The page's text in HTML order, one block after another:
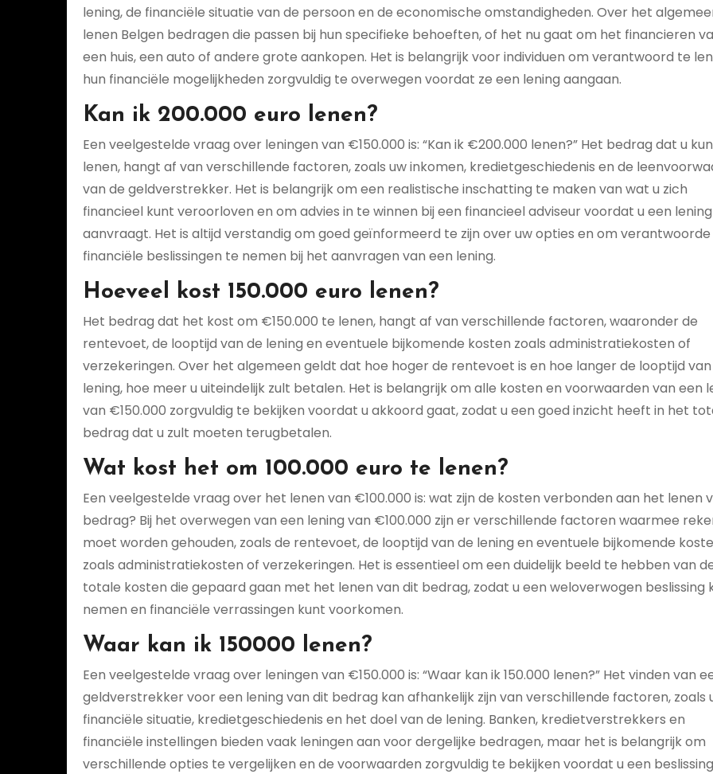
lening, de financiële situatie van de persoon en de economische omstandigheden. Over het
lenen Belgen bedragen die passen bij hun specifieke behoeften, of het nu gaat om het financieren
een huis, een auto of andere grote aankopen. Het is belangrijk voor individuen om verantwoord te
hun financiële mogelijkheden zorgvuldig te overwegen voordat ze een lening aangaan.
Kan ik 200.000 euro lenen?
Een veelgestelde vraag over leningen van €150.000 is: “Kan ik €200.000 lenen?” Het bedrag dat u
lenen, hangt af van verschillende factoren, zoals uw inkomen, kredietgeschiedenis en de
van de geldverstrekker. Het is belangrijk om een realistische inschatting te maken van wat u zich
financieel kunt veroorloven en om advies in te winnen bij een financieel adviseur voordat u een lening
aanvraagt. Het is altijd verstandig om goed geïnformeerd te zijn over uw opties en om verantwoorde
financiële beslissingen te nemen bij het aanvragen van een lening.
Hoeveel kost 150.000 euro lenen?
Het bedrag dat het kost om €150.000 te lenen, hangt af van verschillende factoren, waaronder de
rentevoet, de looptijd van de lening en eventuele bijkomende kosten zoals administratiekosten of
verzekeringen. Over het algemeen geldt dat hoe hoger de rentevoet is en hoe langer de looptijd
lening, hoe meer u uiteindelijk zult betalen. Het is belangrijk om alle kosten en voorwaarden van een
van €150.000 zorgvuldig te bekijken voordat u akkoord gaat, zodat u een goed inzicht heeft in het
bedrag dat u zult moeten terugbetalen.
Wat kost het om 100.000 euro te lenen?
Een veelgestelde vraag over het lenen van €100.000 is: wat zijn de kosten verbonden aan het lenen
bedrag? Bij het overwegen van een lening van €100.000 zijn er verschillende factoren waarmee
moet worden gehouden, zoals de rentevoet, de looptijd van de lening en eventuele bijkomende
zoals administratiekosten of verzekeringen. Het is essentieel om een duidelijk beeld te hebben van
totale kosten die gepaard gaan met het lenen van dit bedrag, zodat u een weloverwogen beslissing
nemen en financiële verrassingen kunt voorkomen.
Waar kan ik 150000 lenen?
Een veelgestelde vraag over leningen van €150.000 is: “Waar kan ik 150.000 lenen?” Het vinden van
geldverstrekker voor een lening van dit bedrag kan afhankelijk zijn van verschillende factoren, zoals
financiële situatie, kredietgeschiedenis en het doel van de lening. Banken, kredietverstrekkers en
financiële instellingen bieden vaak leningen aan voor dergelijke bedragen, maar het is belangrijk om
verschillende opties te vergelijken en de voorwaarden zorgvuldig te bekijken voordat u een beslissing